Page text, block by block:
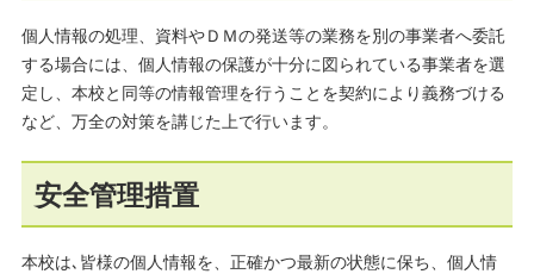
個人情報の処理、資料やＤＭの発送等の業務を別の事業者へ委託
する場合には、個人情報の保護が十分に図られている事業者を選
定し、本校と同等の情報管理を行うことを契約により義務づける
など、万全の対策を講じた上で行います。
安全管理措置
本校は､皆様の個人情報を、正確かつ最新の状態に保ち、個人情